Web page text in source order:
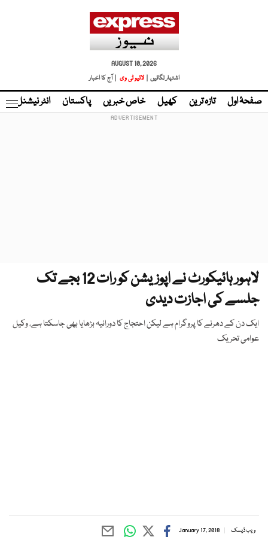
AUGUST 10, 2026
اشتہار لگائیں |
لائیو ٹی وی | آج کا اخبار
صفحۂ اول تازہ ترین کھیل خاص خبریں پاکستان انٹر نیشنل
لاہور ہائیکورٹ نے اپوزیشن کو رات 12 بجے تک
جلسے کی اجازت دیدی
ایک دن کے دھرنے کا پروگرام ہے لیکن احتجاج کا دورانیہ بڑھایا بھی جاسکتا ہے، وکیل
عوامی تحریک
ویب ڈیسک January 17, 2018